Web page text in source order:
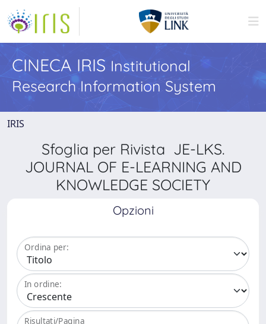
CINECA IRIS Institutional
Research Information System
IRIS
Sfoglia per Rivista JE-LKS.
JOURNAL OF E-LEARNING AND
KNOWLEDGE SOCIETY
Opzioni
Ordina per:
In ordine:
Risultati/Pagina